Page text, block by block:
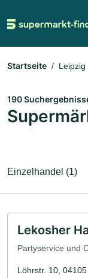
Startseite Leipzig
190
Einzelhandel (1)
Lekosher
Partyservice und
Löhrstr. 10,